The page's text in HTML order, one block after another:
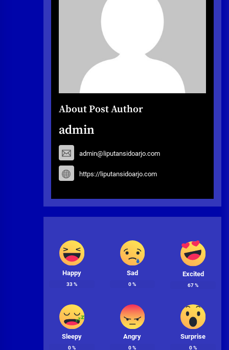
About Post Author
admin
admin@liputansidoarjo.com
https://liputansidoarjo.com
Happy
33%
Sad
0%
Excited
67%
Sleepy
0%
Angry
0%
Surprise
0%